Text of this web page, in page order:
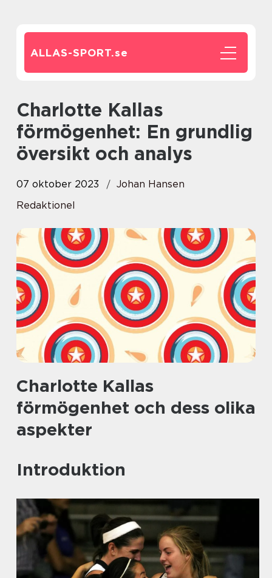
ALLAS-SPORT.se
Charlotte Kallas
förmögenhet: En grundlig
översikt och analys
07 oktober 2023
Johan Hansen
Redaktionel
Charlotte Kallas
förmögenhet och dess olika
aspekter
Introduktion